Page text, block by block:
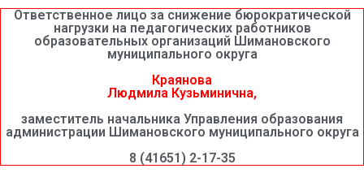
Ответственное лицо за снижение бюрократической
нагрузки на педагогических работников
образовательных организаций Шимановского
муниципального округа
Краянова
Людмила Кузьминична,
заместитель начальника Управления образования
администрации Шимановского муниципального округа
8 (41651) 2-17-35